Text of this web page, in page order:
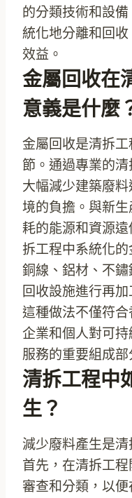
的分類技術和設
統化地分離和回
效益。
金屬回收在
意義是什麼
金屬回收是清拆
節。通過專業的
大幅減少建築廢
境的負擔。與新
耗的能源和資源
拆工程中系統化
銅線、鋁材、不
回收設施進行再
這種做法不僅符
企業和個人對可
服務的重要組成部
清拆工程中
生？
減少廢料產生是
首先，在清拆工
審查和分類，以